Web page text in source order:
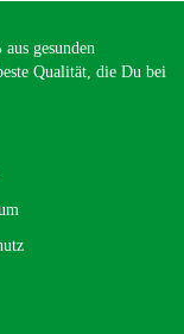
gesunden
Qualität, die Du bei